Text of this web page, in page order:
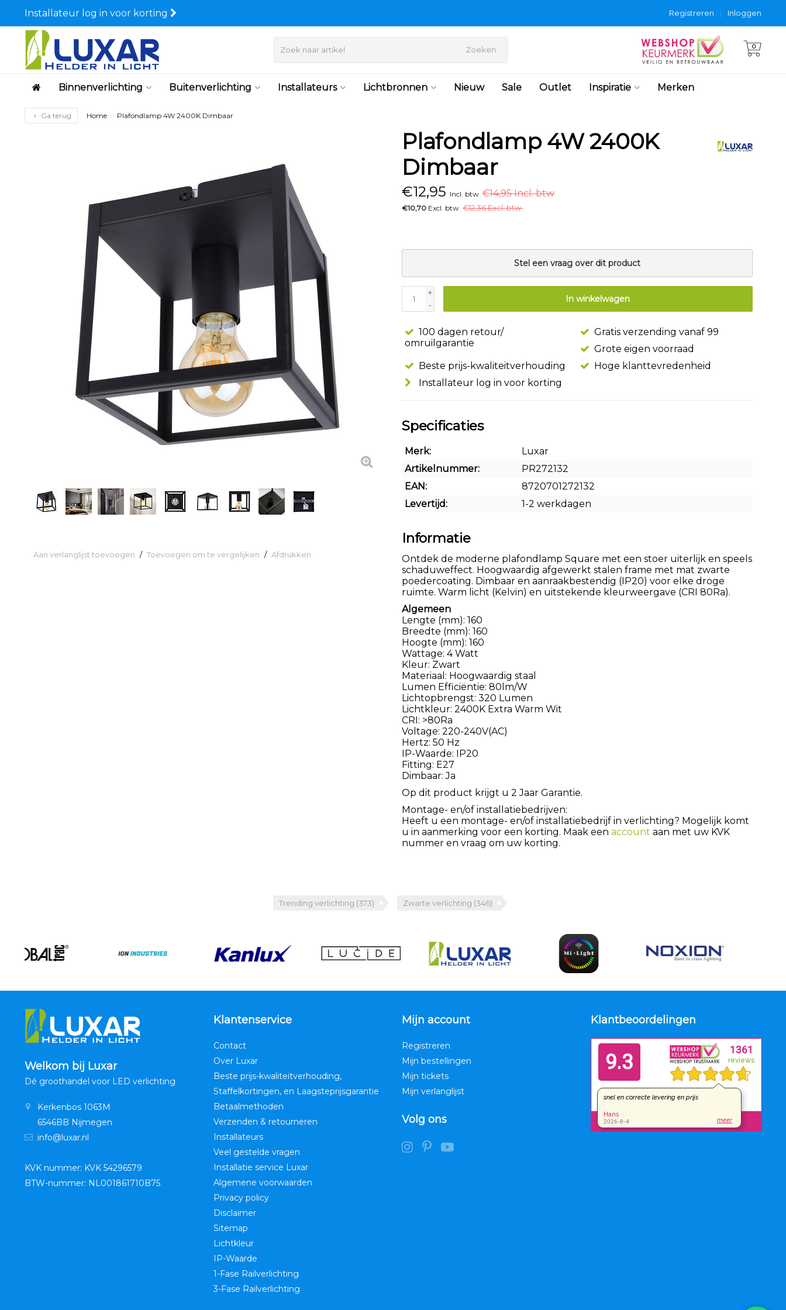
Installateur log in voor korting Inloggen
|
Registreren
Zoeken 0
Binnenverlichting Buitenverlichting Installateurs Lichtbronnen Nieuw Sale Outlet Inspiratie Merken
Ga terug Home Plafondlamp 4W 2400K Dimbaar
Aan verlanglijst toevoegen / Toevoegen om te vergelijken / Afdrukken
Plafondlamp 4W 2400K
Dimbaar
€12,95 Incl. btw €14,95 Incl. btw
€10,70 Excl. btw €12,36 Excl. btw.
Stel een vraag over dit product
+
-
In winkelwagen
100 dagen retour/
omruilgarantie
Gratis verzending vanaf 99
Grote eigen voorraad
Beste prijs-kwaliteitverhouding
Hoge klanttevredenheid
Installateur log in voor korting
Specificaties
Merk:
Luxar
Artikelnummer:
PR272132
EAN:
8720701272132
Levertijd:
1-2 werkdagen
Informatie
Ontdek de moderne plafondlamp Square met een stoer uiterlijk en speels
schaduweffect. Hoogwaardig afgewerkt stalen frame met mat zwarte
poedercoating. Dimbaar en aanraakbestendig (IP20) voor elke droge
ruimte. Warm licht (Kelvin) en uitstekende kleurweergave (CRI 80Ra).
Algemeen
Lengte (mm): 160
Breedte (mm): 160
Hoogte (mm): 160
Wattage: 4 Watt
Kleur: Zwart
Materiaal: Hoogwaardig staal
Lumen Efficiëntie: 80lm/W
Lichtopbrengst: 320 Lumen
Lichtkleur: 2400K Extra Warm Wit
CRI: >80Ra
Voltage: 220-240V(AC)
Hertz: 50 Hz
IP-Waarde: IP20
Fitting: E27
Dimbaar: Ja
Op dit product krijgt u 2 Jaar Garantie.
Montage- en/of installatiebedrijven:
Heeft u een montage- en/of installatiebedrijf in verlichting? Mogelijk komt
u in aanmerking voor een korting. Maak een account aan met uw KVK
nummer en vraag om uw korting.
Trending verlichting (373) Zwarte verlichting (346)
Welkom bij Luxar
Dé groothandel voor LED verlichting
Kerkenbos 1063M
6546BB Nijmegen
info@luxar.nl
KVK nummer: KVK 54296579
BTW-nummer: NL001861710B75
Klantenservice
Contact
Over Luxar
Beste prijs-kwaliteitverhouding,
Staffelkortingen, en Laagsteprijsgarantie
Betaalmethoden
Verzenden & retourneren
Installateurs
Veel gestelde vragen
Installatie service Luxar
Algemene voorwaarden
Privacy policy
Disclaimer
Sitemap
Lichtkleur
IP-Waarde
1-Fase Railverlichting
3-Fase Railverlichting
Mijn account
Registreren
Mijn bestellingen
Mijn tickets
Mijn verlanglijst
Volg ons
Klantbeoordelingen